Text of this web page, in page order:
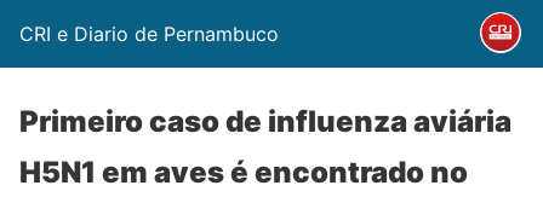
CRI e Diario de Pernambuco
Primeiro caso de influenza aviária
H5N1 em aves é encontrado no